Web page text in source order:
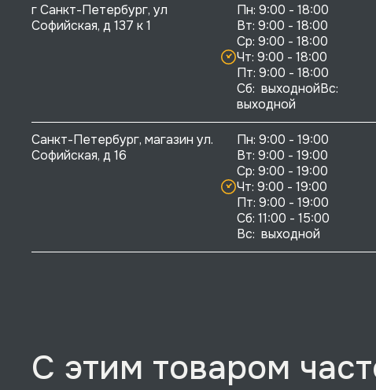
г Санкт-Петербург, ул
Софийская, д 137 к 1
Пн: 9:00 - 18:00
Вт: 9:00 - 18:00
Ср: 9:00 - 18:00
Чт: 9:00 - 18:00
Пт: 9:00 - 18:00
Сб:  выходнойВс:
выходной
Санкт-Петербург, магазин ул.
Софийская, д 16
Пн: 9:00 - 19:00
Вт: 9:00 - 19:00
Ср: 9:00 - 19:00
Чт: 9:00 - 19:00
Пт: 9:00 - 19:00
Сб: 11:00 - 15:00
Вс:  выходной
С этим товаром